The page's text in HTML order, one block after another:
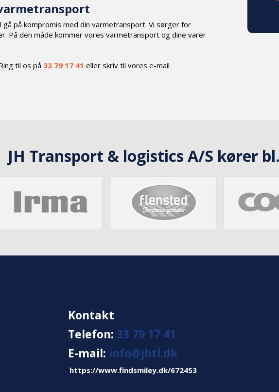
gå på kompromis med din varmetransport. Vi sørger for
På den måde kommer vores varmetransport og dine varer
til os på 33 79 17 41 eller skriv til vores e-mail
JH Transport & logistics A/S kører
Kontakt​
​Telefon:33 79 17 41
E-mail: info@jhtl.dk
https://www.findsmiley.dk/672453